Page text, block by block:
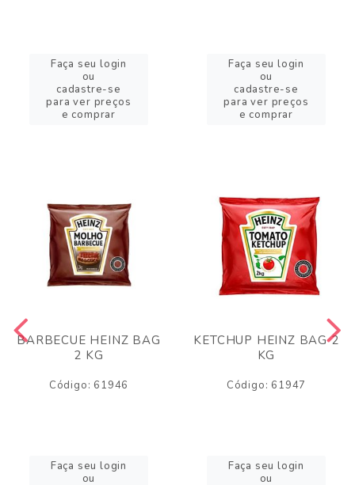
Faça seu login
ou
cadastre-se
para ver preços
e comprar
Faça seu login
ou
cadastre-se
para ver preços
e comprar
BARBECUE HEINZ BAG
2 KG
Código: 61946
Faça seu login
ou
KETCHUP HEINZ BAG 2
KG
Código: 61947
Faça seu login
ou